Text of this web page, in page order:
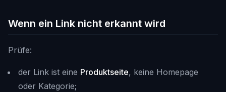
Wenn ein Link nicht erkannt wird
Prüfe:
der Link ist eine Produktseite, keine Homepage
oder Kategorie;